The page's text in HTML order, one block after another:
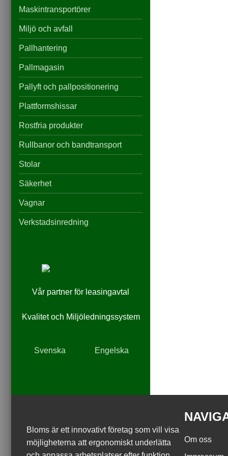
Maskintransportörer
Miljö och avfall
Pallhantering
Pallmagasin
Pallyft och pallpositionering
Plattformshissar
Rostfria produkter
Rullbanor och bandtransport
Stolar
Säkerhet
Vagnar
Verkstadsinredning
Vår partner för leasingavtal
Kvalitet och Miljöledningssystem
Svenska Engelska
Bloms är ett innovativt företag som vill visa
möjligheterna att ergonomiskt underlätta
Om oss
här kakorna
kommer viss
funktionalitet
att försvinna
från
Marknadsföring
Genom att dela
med dig av dina
intressen och ditt
beteende när du
surfar ökar du
chansen att få se
personligt
anpassat
erbjudanden.